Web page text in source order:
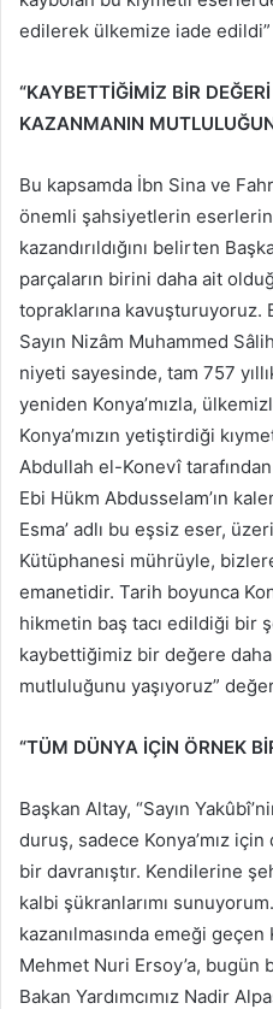
edilerek ülkemize iade
“KAYBETTİĞİMİZ BİR
KAZANMANIN
Bu kapsamda İbn Sina ve
önemli şahsiyetlerin
kazandırıldığını belirten
parçaların birini daha ait
topraklarına kavuşturuyoruz.
Sayın Nizâm Muhammed
niyeti sayesinde, tam 757
yeniden Konya’mızla,
Konya’mızın yetiştirdiği
Abdullah el-Konevî
Ebi Hükm Abdusselam’ın
Esma’ adlı bu eşsiz eser,
Kütüphanesi mührüyle,
emanetidir. Tarih boyunca
hikmetin baş tacı edildiği bir
kaybettiğimiz bir değere
mutluluğunu yaşıyoruz”
“TÜM DÜNYA İÇİN ÖRNEK
Başkan Altay, “Sayın
duruş, sadece Konya’mız
bir davranıştır. Kendilerine
kalbi şükranlarımı
kazanılmasında emeği
Mehmet Nuri Ersoy’a, bugün
Bakan Yardımcımız Nadir